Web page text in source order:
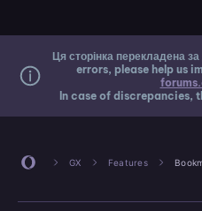
Ця сторінка перекладена
errors, please help us
In case of discrepancies,
GX Features